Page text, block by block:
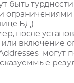
быть
ограничениями
БД).
после
или включение
могут